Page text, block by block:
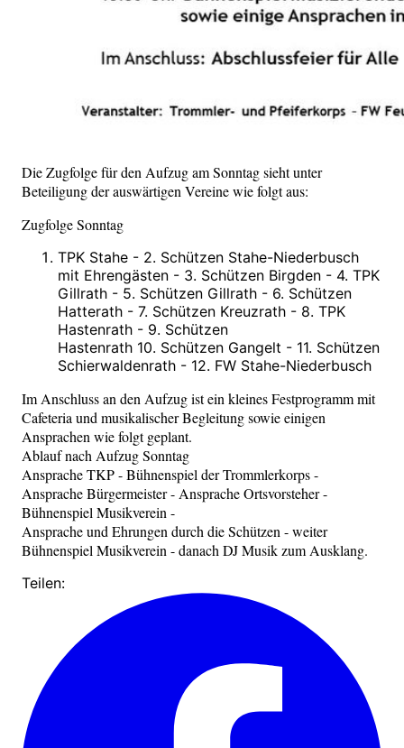
Die Zugfolge für den Aufzug am Sonntag sieht unter
Beteiligung der auswärtigen Vereine wie folgt aus:
Zugfolge Sonntag
TPK Stahe - 2. Schützen Stahe-Niederbusch
mit Ehrengästen - 3. Schützen Birgden - 4. TPK
Gillrath - 5. Schützen Gillrath - 6. Schützen
Hatterath - 7. Schützen Kreuzrath - 8. TPK
Hastenrath - 9. Schützen
Hastenrath 10. Schützen Gangelt - 11. Schützen
Schierwaldenrath - 12. FW Stahe-Niederbusch
Im Anschluss an den Aufzug ist ein kleines Festprogramm mit
Cafeteria und musikalischer Begleitung sowie einigen
Ansprachen wie folgt geplant.
Ablauf nach Aufzug Sonntag
Ansprache TKP - Bühnenspiel der Trommlerkorps -
Ansprache Bürgermeister - Ansprache Ortsvorsteher -
Bühnenspiel Musikverein -
Ansprache und Ehrungen durch die Schützen - weiter
Bühnenspiel Musikverein - danach DJ Musik zum Ausklang.
Teilen: